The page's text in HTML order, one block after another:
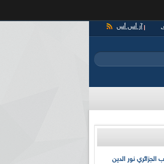
آر أس أس
الجزائري نور الدين